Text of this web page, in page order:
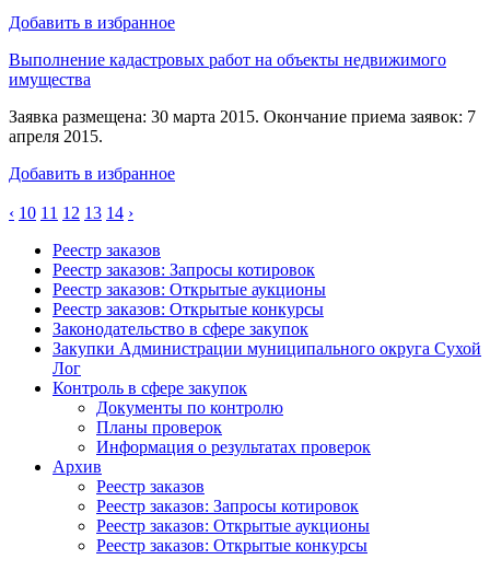
Добавить в избранное
Выполнение кадастровых работ на объекты недвижимого
имущества
Заявка размещена: 30 марта 2015. Окончание приема заявок: 7
апреля 2015.
Добавить в избранное
‹ 10 11 12 13 14 ›
Реестр заказов
Реестр заказов: Запросы котировок
Реестр заказов: Открытые аукционы
Реестр заказов: Открытые конкурсы
Законодательство в сфере закупок
Закупки Администрации муниципального округа Сухой
Лог
Контроль в сфере закупок
Документы по контролю
Планы проверок
Информация о результатах проверок
Архив
Реестр заказов
Реестр заказов: Запросы котировок
Реестр заказов: Открытые аукционы
Реестр заказов: Открытые конкурсы